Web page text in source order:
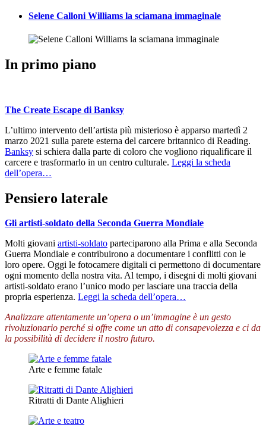
Selene Calloni Williams la sciamana immaginale
In primo piano
The Create Escape di Banksy
L’ultimo intervento dell’artista più misterioso è apparso martedì 2
marzo 2021 sulla parete esterna del carcere britannico di Reading.
Banksy si schiera dalla parte di coloro che vogliono riqualificare il
carcere e trasformarlo in un centro culturale. Leggi la scheda
dell’opera…
Pensiero laterale
Gli artisti-soldato della Seconda Guerra Mondiale
Molti giovani artisti-soldato parteciparono alla Prima e alla Seconda
Guerra Mondiale e contribuirono a documentare i conflitti con le
loro opere. Oggi le fotocamere digitali ci permettono di documentare
ogni momento della nostra vita. Al tempo, i disegni di molti giovani
artisti-soldato erano l’unico modo per lasciare una traccia della
propria esperienza. Leggi la scheda dell’opera…
Analizzare attentamente un’opera o un’immagine è un gesto
rivoluzionario perché si offre come un atto di consapevolezza e ci da
la possibilità di decidere il nostro futuro.
Arte e femme fatale
Ritratti di Dante Alighieri